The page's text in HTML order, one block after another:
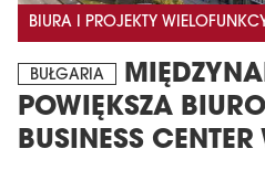
BIURA I PROJEKTY
BUŁGARIA
POWIĘKSZA
BUSINESS